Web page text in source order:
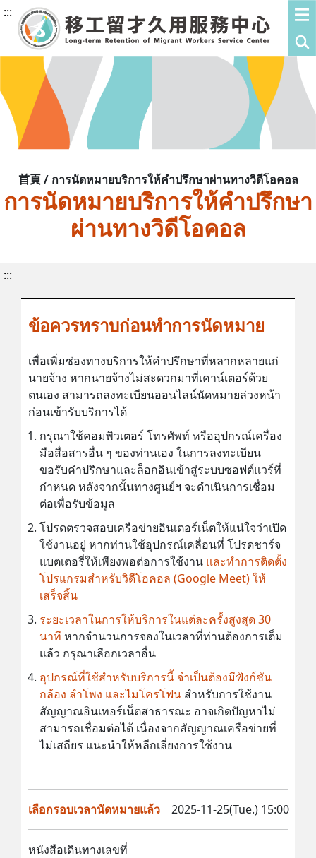
:::
首頁 / การนัดหมายบริการให้คำปรึกษาผ่านทางวิดีโอคอล
การนัดหมายบริการให้คำปรึกษา
ผ่านทางวิดีโอคอล
:::
ข้อควรทราบก่อนทำการนัดหมาย
เพื่อเพิ่มช่องทางบริการให้คำปรึกษาที่หลากหลายแก่
นายจ้าง หากนายจ้างไม่สะดวกมาที่เคาน์เตอร์ด้วย
ตนเอง สามารถลงทะเบียนออนไลน์นัดหมายล่วงหน้า
ก่อนเข้ารับบริการได้
กรุณาใช้คอมพิวเตอร์ โทรศัพท์ หรืออุปกรณ์เครื่อง
มือสื่อสารอื่น ๆ ของท่านเอง ในการลงทะเบียน
ขอรับคำปรึกษาและล็อกอินเข้าสู่ระบบซอฟต์แวร์ที่
กำหนด หลังจากนั้นทางศูนย์ฯ จะดำเนินการเชื่อม
ต่อเพื่อรับข้อมูล
โปรดตรวจสอบเครือข่ายอินเตอร์เน็ตให้แน่ใจว่าเปิด
ใช้งานอยู่ หากท่านใช้อุปกรณ์เคลื่อนที่ โปรดชาร์จ
แบตเตอรี่ให้เพียงพอต่อการใช้งาน และทำการติดตั้ง
โปรแกรมสำหรับวิดีโอคอล (Google Meet) ให้
เสร็จสิ้น
ระยะเวลาในการให้บริการในแต่ละครั้งสูงสุด 30
นาที หากจำนวนการจองในเวลาที่ท่านต้องการเต็ม
แล้ว กรุณาเลือกเวลาอื่น
อุปกรณ์ที่ใช้สำหรับบริการนี้ จำเป็นต้องมีฟังก์ชัน
กล้อง ลำโพง และไมโครโฟน สำหรับการใช้งาน
สัญญาณอินเทอร์เน็ตสาธารณะ อาจเกิดปัญหาไม่
สามารถเชื่อมต่อได้ เนื่องจากสัญญาณเครือข่ายที่
ไม่เสถียร แนะนำให้หลีกเลี่ยงการใช้งาน
เลือกรอบเวลานัดหมายแล้ว 2025-11-25(Tue.) 15:00
หนังสือเดินทางเลขที่